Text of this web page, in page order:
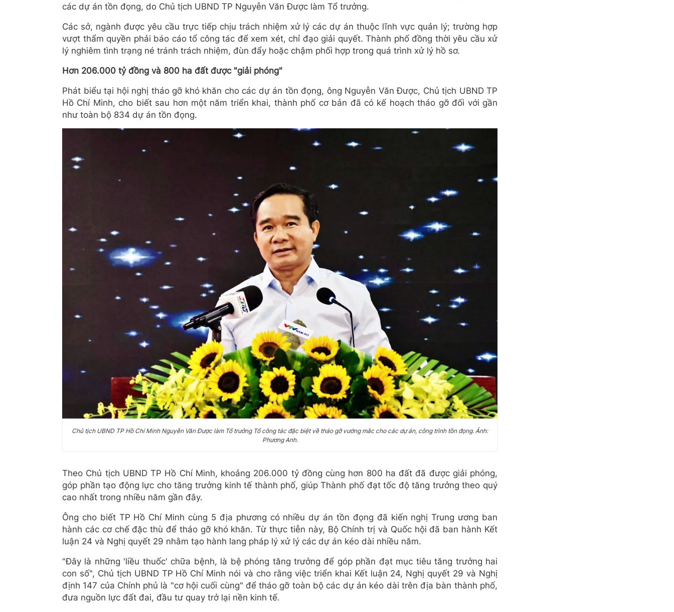
các dự án tồn đọng, do Chủ tịch UBND TP Nguyễn Văn Được làm Tổ trưởng.
Các sở, ngành được yêu cầu trực tiếp chịu trách nhiệm xử lý các dự án thuộc lĩnh vực quản lý; trường hợp
vượt thẩm quyền phải báo cáo tổ công tác để xem xét, chỉ đạo giải quyết. Thành phố đồng thời yêu cầu xử
lý nghiêm tình trạng né tránh trách nhiệm, đùn đẩy hoặc chậm phối hợp trong quá trình xử lý hồ sơ.
Hơn 206.000 tỷ đồng và 800 ha đất được "giải phóng"
Phát biểu tại hội nghị tháo gỡ khó khăn cho các dự án tồn đọng, ông Nguyễn Văn Được, Chủ tịch UBND TP
Hồ Chí Minh, cho biết sau hơn một năm triển khai, thành phố cơ bản đã có kế hoạch tháo gỡ đối với gần
như toàn bộ 834 dự án tồn đọng.
Chủ tịch UBND TP Hồ Chí Minh Nguyễn Văn Được làm Tổ trưởng Tổ công tác đặc biệt về tháo gỡ vướng mắc cho các dự án, công trình tồn đọng. Ảnh:
Phương Anh.
Theo Chủ tịch UBND TP Hồ Chí Minh, khoảng 206.000 tỷ đồng cùng hơn 800 ha đất đã được giải phóng,
góp phần tạo động lực cho tăng trưởng kinh tế thành phố, giúp Thành phố đạt tốc độ tăng trưởng theo quý
cao nhất trong nhiều năm gần đây.
Ông cho biết TP Hồ Chí Minh cùng 5 địa phương có nhiều dự án tồn đọng đã kiến nghị Trung ương ban
hành các cơ chế đặc thù để tháo gỡ khó khăn. Từ thực tiễn này, Bộ Chính trị và Quốc hội đã ban hành Kết
luận 24 và Nghị quyết 29 nhằm tạo hành lang pháp lý xử lý các dự án kéo dài nhiều năm.
"Đây là những 'liều thuốc' chữa bệnh, là bệ phóng tăng trưởng để góp phần đạt mục tiêu tăng trưởng hai
con số", Chủ tịch UBND TP Hồ Chí Minh nói và cho rằng việc triển khai Kết luận 24, Nghị quyết 29 và Nghị
định 147 của Chính phủ là "cơ hội cuối cùng" để tháo gỡ toàn bộ các dự án kéo dài trên địa bàn thành phố,
đưa nguồn lực đất đai, đầu tư quay trở lại nền kinh tế.